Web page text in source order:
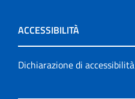
ACCESSIBILITÀ
Dichiarazione di accessibilità